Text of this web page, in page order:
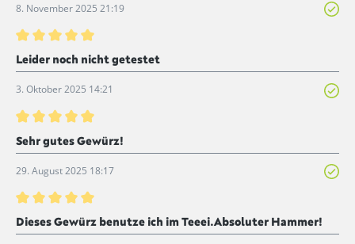
8. November 2025 21:19
Bewertung mit 5 von 5 Sternen
Leider noch nicht getestet
3. Oktober 2025 14:21
Bewertung mit 5 von 5 Sternen
Sehr gutes Gewürz!
29. August 2025 18:17
Bewertung mit 5 von 5 Sternen
Dieses Gewürz benutze ich im Teeei.Absoluter Hammer!